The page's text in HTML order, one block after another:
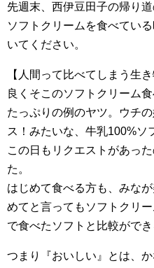
先週末、西伊豆田子の帰り
ソフトクリームを食べてい
いてください。
【人間って比べてしまう生き
良くそこのソフトクリーム
たっぷりの例のヤツ。ウチ
ス！みたいな、牛乳100%ソ
この日もリクエストがあっ
た。
はじめて食べる方も、みな
めてと言ってもソフトクリ
で食べたソフトと比較ができ
つまり『おいしい』とは、